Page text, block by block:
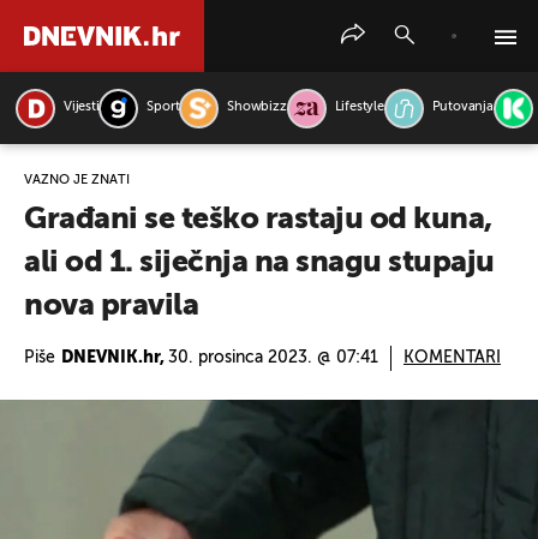
Vijesti Sport Showbizz Lifestyle Putovanja
VAŽNO JE ZNATI
Građani se teško rastaju od kuna,
ali od 1. siječnja na snagu stupaju
nova pravila
Piše DNEVNIK.hr, 30. prosinca 2023. @ 07:41 KOMENTARI
PRETRAŽITE VIJESTI